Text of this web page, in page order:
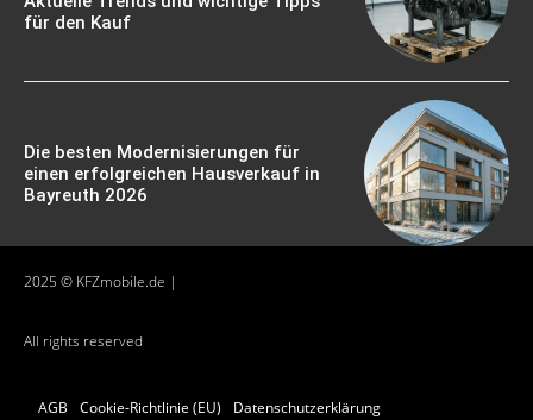
für den Kauf
Die besten Modernisierungen für
einen erfolgreichen Hausverkauf in
Bayreuth 2026
2025 © KFZmobile.de |
All rights reserved
AGB Cookie-Richtlinie (EU) Datenschutzerklärung